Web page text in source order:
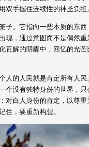
双手握住连续性的神圣负担
子。它指向一些本质的东
现，通过意图而不是偶然
瓦解的阴霾中，回忆的光
人的人民就是肯定所有人
个没有独特身份的世界，
对白人身份的肯定，以尊
住，要重新构想。